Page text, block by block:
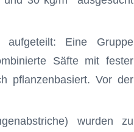
Eine Gruppe
Säfte mit fester
pflanzenbasiert. Vor der
wurden zu